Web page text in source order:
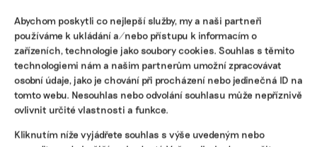
Abychom poskytli co nejlepší služby, my a naši partneři
používáme k ukládání a/nebo přístupu k informacím o
zařízeních, technologie jako soubory cookies. Souhlas s těmito
technologiemi nám a našim partnerům umožní zpracovávat
osobní údaje, jako je chování při procházení nebo jedinečná ID na
tomto webu. Nesouhlas nebo odvolání souhlasu může nepříznivě
ovlivnit určité vlastnosti a funkce.
Kliknutím níže vyjádřete souhlas s výše uvedeným nebo
Masakr delfínů jako tradice. Reportáž ze
„zábavy“, bez které se Faeřané neobejdou
Faerské ostrovy jsou součástí Dánského království, takže
patří k těm bohatším zemím na světě. Pokud jde o
výkonnost ekonomiky, tamní hrubý domácí produkt na
obyvatele je zhruba dvakrát větší než v Česku. Ekonews se
byly podívat, jak vypadá jejich tradiční grindadráp.